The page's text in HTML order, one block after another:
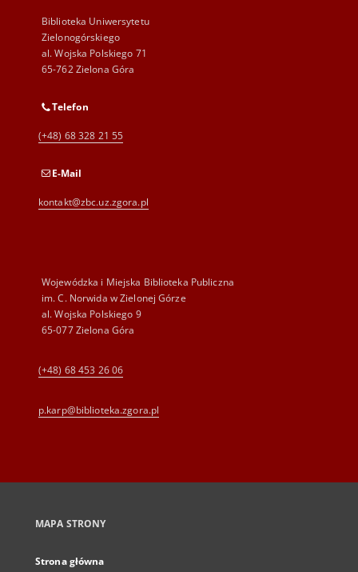
Biblioteka Uniwersytetu
Zielonogórskiego
al. Wojska Polskiego 71
65-762 Zielona Góra
Telefon
(+48) 68 328 21 55
E-Mail
kontakt@zbc.uz.zgora.pl
Wojewódzka i Miejska Biblioteka Publiczna
im. C. Norwida w Zielonej Górze
al. Wojska Polskiego 9
65-077 Zielona Góra
(+48) 68 453 26 06
p.karp@biblioteka.zgora.pl
MAPA STRONY
Strona główna